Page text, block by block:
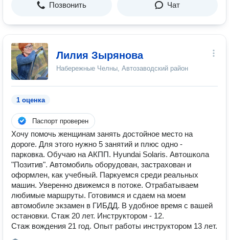
Позвонить Чат
Лилия Зырянова
Набережные Челны, Автозаводский район
1 оценка
Паспорт проверен
Хочу помочь женщинам занять достойное место на
дороге. Для этого нужно 5 занятий и плюс одно -
парковка. Обучаю на АКПП. Hyundai Solaris. Автошкола
"Позитив". Автомобиль оборудован, застрахован и
оформлен, как учебный. Паркуемся среди реальных
машин. Уверенно движемся в потоке. Отрабатываем
любимые маршруты. Готовимся и сдаем на моем
автомобиле экзамен в ГИБДД. В удобное время с вашей
остановки. Стаж 20 лет. Инструктором - 12.
Стаж вождения 21 год. Опыт работы инструктором 13 лет.